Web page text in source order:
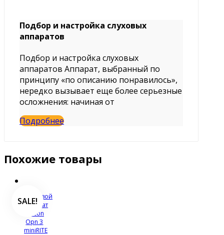
Подбор и настройка слуховых
аппаратов
Подбор и настройка слуховых
аппаратов Аппарат, выбранный по
принципу «по описанию понравилось»,
нередко вызывает еще более серьезные
осложнения: начиная от
Подробнее
Похожие товары
SALE!
Слуховой
аппарат
Oticon
Opn 3
miniRITE